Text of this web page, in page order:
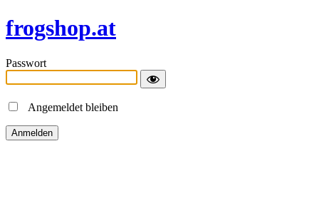
frogshop.at
Passwort
Angemeldet bleiben